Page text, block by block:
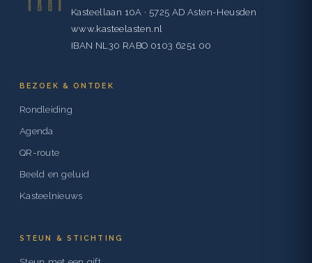
Kasteellaan 10A · 5725 AD Asten-Heusden
www.kasteelasten.nl
IBAN NL30 RABO 0103 6251 00
BEZOEK & ONTDEK
Rondleiding
Agenda
QR-route
Beeld en geluid
Kasteelnieuws
STEUN & STICHTING